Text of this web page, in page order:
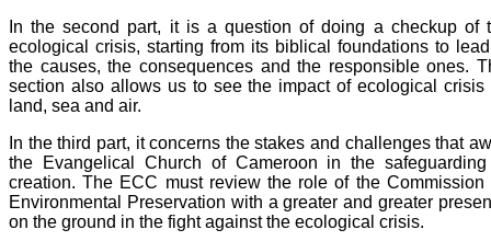
In the second part, it is a question of doing a checkup of
ecological crisis, starting from its biblical foundations to
the causes, the consequences and the responsible ones.
section also allows us to see the impact of ecological crisis
land, sea and air.
In the third part, it concerns the stakes and challenges that
the Evangelical Church of Cameroon in the
creation. The ECC must review the role of the Commission
Environmental Preservation with a greater and greater
on the ground in the fight against the ecological crisis.